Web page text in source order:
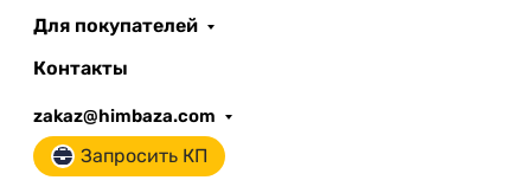
Для покупателей
Контакты
zakaz@himbaza.com
Запросить КП